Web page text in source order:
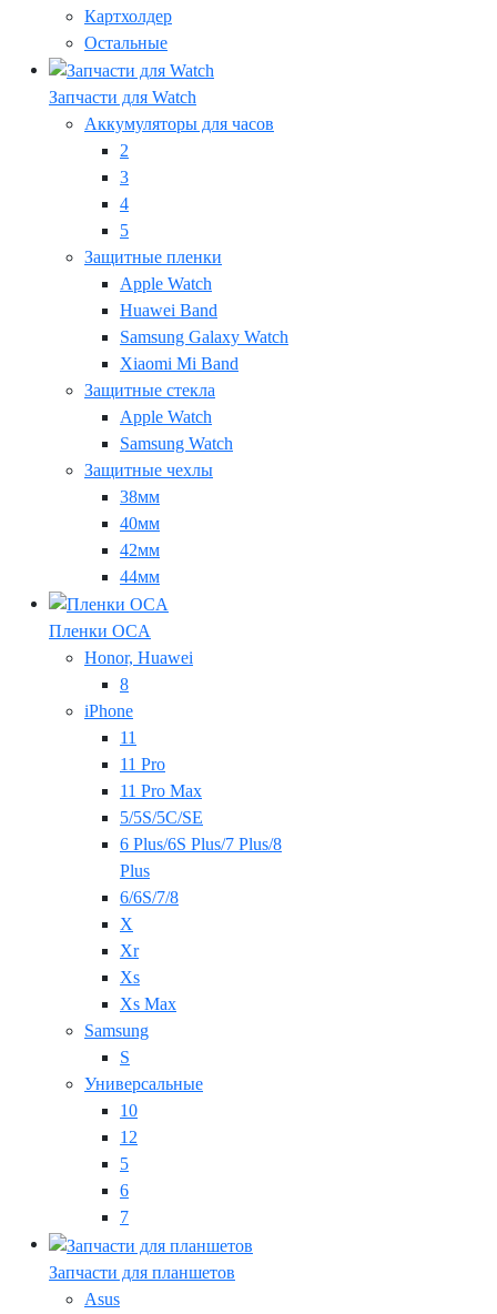
Картхолдер
Остальные
Запчасти для Watch
Аккумуляторы для часов
2
3
4
5
Защитные пленки
Apple Watch
Huawei Band
Samsung Galaxy Watch
Xiaomi Mi Band
Защитные стекла
Apple Watch
Samsung Watch
Защитные чехлы
38мм
40мм
42мм
44мм
Пленки OCA
Honor, Huawei
8
iPhone
11
11 Pro
11 Pro Max
5/5S/5C/SE
6 Plus/6S Plus/7 Plus/8
Plus
6/6S/7/8
X
Xr
Xs
Xs Max
Samsung
S
Универсальные
10
12
5
6
7
Запчасти для планшетов
Asus